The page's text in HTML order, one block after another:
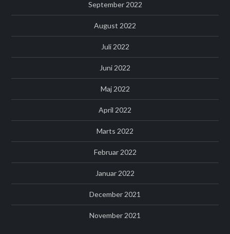
September 2022
August 2022
Juli 2022
Juni 2022
Maj 2022
April 2022
Marts 2022
Februar 2022
Januar 2022
December 2021
November 2021